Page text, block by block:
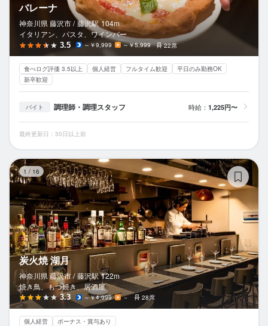
バレーナ
神奈川県 藤沢市 / 藤沢駅 104m
イタリアン、パスタ、ワインバー
3.5 ～￥9,999 ～￥5,999 22席
食べログ評価 3.5以上 個人経営 フルタイム歓迎
平日のみ勤務OK
新卒歓迎
バイト 調理師・調理スタッフ 時給： 1,225円〜
最終更新日：30日以上前
1 / 16
炭火焼 湖月
神奈川県 藤沢市 / 藤沢駅 122m
焼き鳥、もつ焼き、居酒屋
3.3 ～￥4,999 － 28席
個人経営 ボーナス・賞与あり